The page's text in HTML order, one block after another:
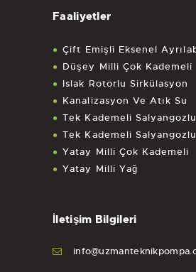
Faaliyetler
Çift Emişli Eksenel
Düşey Milli Çok Kademeli
Islak Rotorlu Sirkülasyon
Kanalizasyon Ve Atık Su
Tek Kademeli Salyangozlu
Tek Kademeli
Yatay Milli Çok Kademeli
Yatay Milli Yağ
İletişim Bilgileri